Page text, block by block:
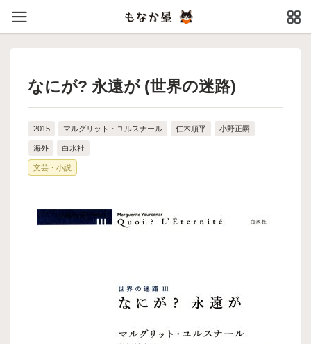
なにが? 永遠が (世界の迷路)
2015 マルグリット・ユルスナール 仁木順平 小野正嗣
海外 白水社
文芸・小説